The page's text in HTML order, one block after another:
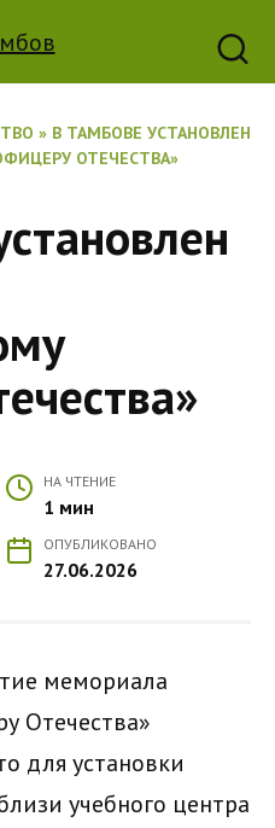
» В ТАМБОВЕ УСТАНОВЛЕН
ОТЕЧЕСТВА»
НА ЧТЕНИЕ
1 мин
ОПУБЛИКОВАНО
27.06.2026
мемориала
Отечества»
для установки
учебного центра